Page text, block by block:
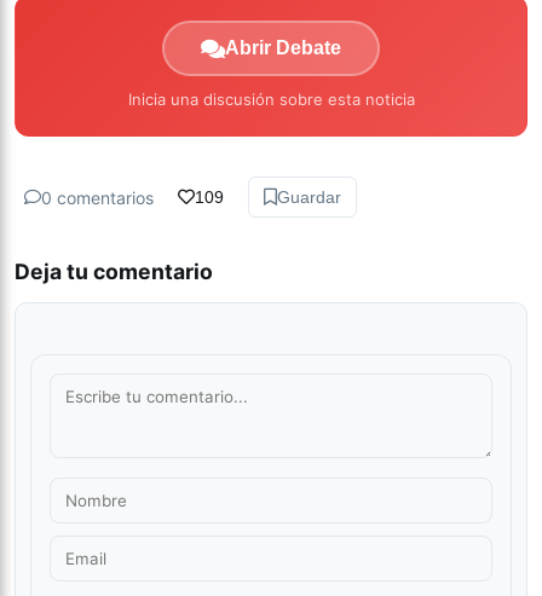
Abrir Debate
Inicia una discusión sobre esta noticia
0 comentarios 109 Guardar
Deja tu comentario